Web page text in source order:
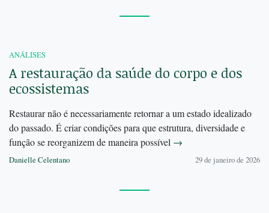
ANÁLISES
A restauração da saúde do corpo e dos
ecossistemas
Restaurar não é necessariamente retornar a um estado idealizado
do passado. É criar condições para que estrutura, diversidade e
função se reorganizem de maneira possível →
Danielle Celentano 29 de janeiro de 2026